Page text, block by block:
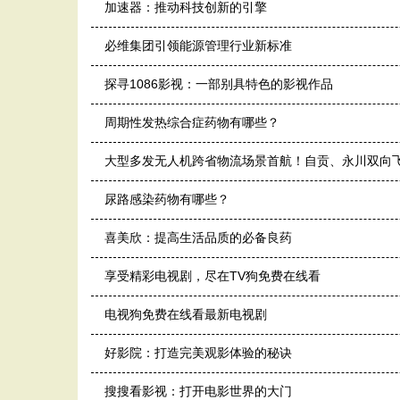
加速器：推动科技创新的引擎
必维集团引领能源管理行业新标准
探寻1086影视：一部别具特色的影视作品
周期性发热综合症药物有哪些？
大型多发无人机跨省物流场景首航！自贡、永川双向
尿路感染药物有哪些？
喜美欣：提高生活品质的必备良药
享受精彩电视剧，尽在TV狗免费在线看
电视狗免费在线看最新电视剧
好影院：打造完美观影体验的秘诀
搜搜看影视：打开电影世界的大门